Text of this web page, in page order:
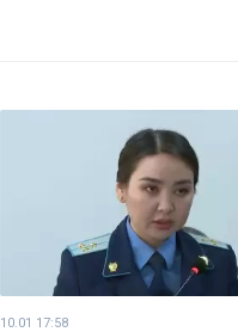
10.01 17:58